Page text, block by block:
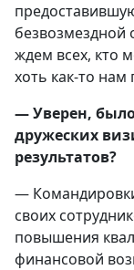
безвозмездной
ждем всех, кто
хоть как-то
— Уверен,
дружеских
результатов?
—
своих
повышения
финансовой